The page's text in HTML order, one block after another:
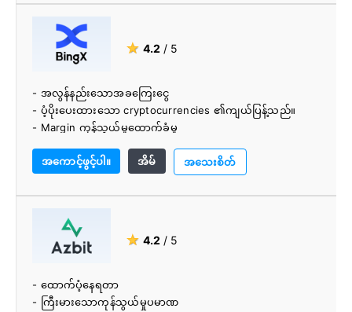
★ 4.2 / 5
- အလွန်နည်းသောအခကြေးငွေ
- ပံ့ပိုးပေးထားသော cryptocurrencies ၏ကျယ်ပြန့်သည်။
- Margin ကုန်သွယ်မှုထောက်ခံမှု
အကောင့်ဖွင့်ပါ။
အိမ် အသေးစိတ်
★ 4.2 / 5
- ထောက်ပံ့နေရတာ
- ကြီးမားသောကုန်သွယ်မှုပမာဏ